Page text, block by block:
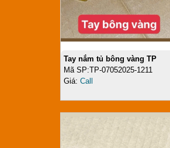
Tay nắm tủ bông vàng TP
Mã SP:TP-07052025-1211
Giá: Call